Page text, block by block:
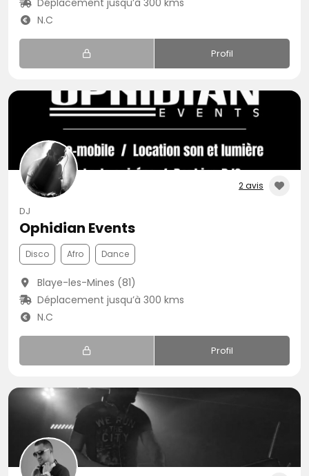
Déplacement jusqu’à 300 kms
N.C
Profil
2 avis
DJ
Ophidian Events
Disco Afro Dance
Blaye-les-Mines (81)
Déplacement jusqu’à 300 kms
N.C
Profil